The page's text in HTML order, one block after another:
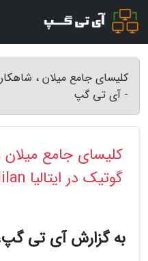
- آی تی گپ
کلیسای جامع
گوتیک در ایتالیا Milan
به گزارش آی تی